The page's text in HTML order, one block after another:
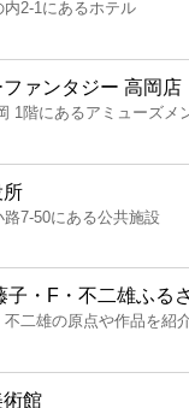
内2-1にあるホテル
ァンタジー 高岡店
1階にあるアミューズメ
所
路7-50にある公共施設
子・F・不二雄ふる
不二雄の原点や作品を紹
館